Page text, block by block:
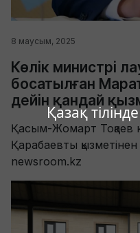
Қазақ
8 маусым, 2025
Көлік министрі
босатылған
дейін қандай
Қасым-Жомарт Тоқаев
Қарабаевты
newsroom.kz